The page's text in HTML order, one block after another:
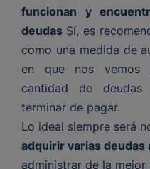
funcionan y
deudas Sí, es
como una medida de
en que nos vemos
cantidad de
terminar de pagar.
Lo ideal siempre será
adquirir varias deudas
administrar de la